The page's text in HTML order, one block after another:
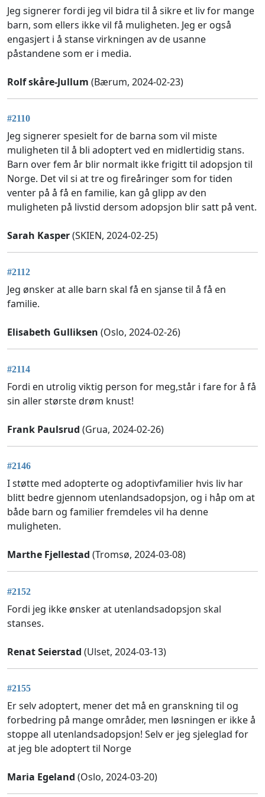
Jeg signerer fordi jeg vil bidra til å sikre et liv for mange
barn, som ellers ikke vil få muligheten. Jeg er også
engasjert i å stanse virkningen av de usanne
påstandene som er i media.
Rolf skåre-Jullum (Bærum, 2024-02-23)
#2110
Jeg signerer spesielt for de barna som vil miste
muligheten til å bli adoptert ved en midlertidig stans.
Barn over fem år blir normalt ikke frigitt til adopsjon til
Norge. Det vil si at tre og fireåringer som for tiden
venter på å få en familie, kan gå glipp av den
muligheten på livstid dersom adopsjon blir satt på vent.
Sarah Kasper(SKIEN, 2024-02-25)
#2112
Jeg ønsker at alle barn skal få en sjanse til å få en
familie.
Elisabeth Gulliksen (Oslo, 2024-02-26)
#2114
Fordi en utrolig viktig person for meg,står i fare for å få
sin aller største drøm knust!
Frank Paulsrud (Grua, 2024-02-26)
#2146
I støtte med adopterte og adoptivfamilier hvis liv har
blitt bedre gjennom utenlandsadopsjon, og i håp om at
både barn og familier fremdeles vil ha denne
muligheten.
Marthe Fjellestad (Tromsø, 2024-03-08)
#2152
Fordi jeg ikke ønsker at utenlandsadopsjon skal
stanses.
Renat Seierstad (Ulset, 2024-03-13)
#2155
Er selv adoptert, mener det må en granskning til og
forbedring på mange områder, men løsningen er ikke å
stoppe all utenlandsadopsjon! Selv er jeg sjeleglad for
at jeg ble adoptert til Norge
Maria Egeland (Oslo, 2024-03-20)